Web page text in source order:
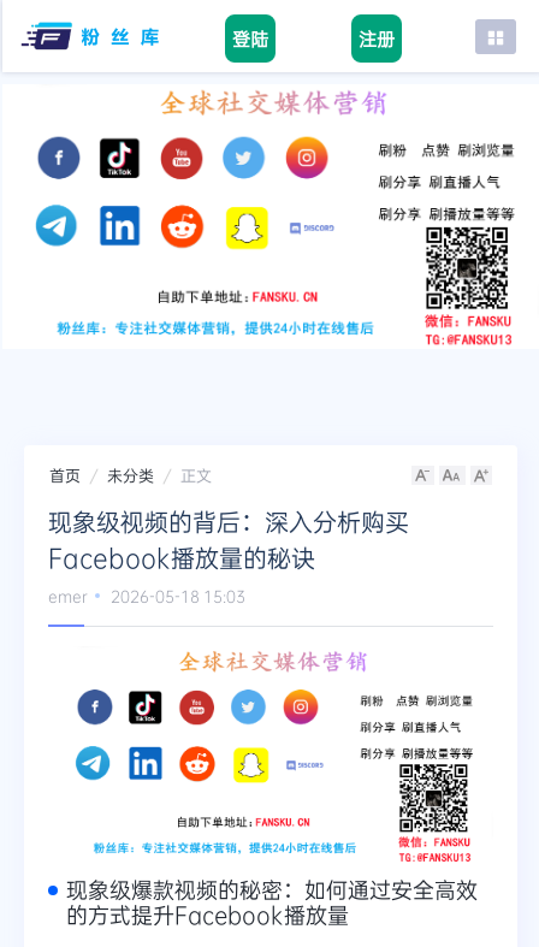
登陆 注册
首页
tiktok
youtube
instagram
首页 未分类 正文
现象级视频的背后：深入分析购买
Facebook播放量的秘诀
emer 2026-05-18 15:03
现象级爆款视频的秘密：如何通过安全高效
的方式提升Facebook播放量